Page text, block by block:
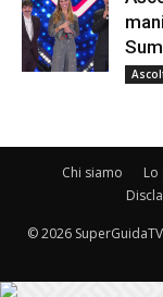
Chi siamo Lo
© 2026